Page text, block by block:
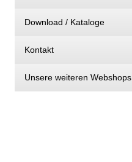
Download / Kataloge
Kontakt
Unsere weiteren Webshops